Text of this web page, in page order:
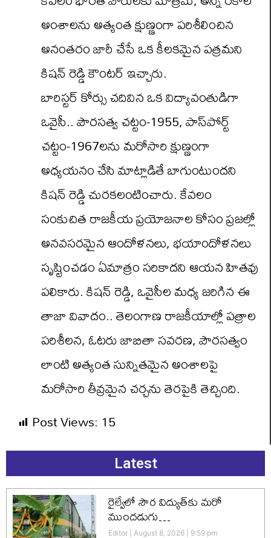
అంశాలను అత్యంత క్షుణ్ణంగా పరిశీలించిన
అనంతరం జారీ చేసే ఒక కీలకమైన పత్రమని
కిషన్ రెడ్డి కౌంటర్ ఇచ్చారు.
బారిస్టర్ కోర్సు చదివిన ఒక విద్యావంతుడిగా
ఒవైసీ.. పౌరసత్వ చట్టం-1955, పాస్‌పోర్ట్
చట్టం-1967లను మరోసారి క్షుణ్ణంగా
అధ్యయనం చేసి మాట్లాడితే బాగుంటుందని
కిషన్ రెడ్డి చురకలంటించారు. కేవలం
సంకుచిత రాజకీయ ప్రయోజనాల కోసం ప్రజల్లో
అనవసరమైన ఆందోళనలు, భయాందోళనలు
సృష్టించడం ఏమాత్రం సరికాదని ఆయన హితవు
పలికారు. కిషన్ రెడ్డి, ఒవైసీల మధ్య జరిగిన ఈ
తాజా వివాదం.. తెలంగాణ రాజకీయాల్లో పత్రాల
పరిశీలన, ఓటరు జాబితా సవరణ, పౌరసత్వం
లాంటి అత్యంత సున్నితమైన అంశాలపై
మరోసారి తీవ్రమైన చర్చను తెరపైకి తెచ్చింది.
Post Views: 15
Latest
రైల్వేలో సౌర విద్యుత్‌కు మరో
ముందడుగు…
Editor August 8, 2026 9:59 pm